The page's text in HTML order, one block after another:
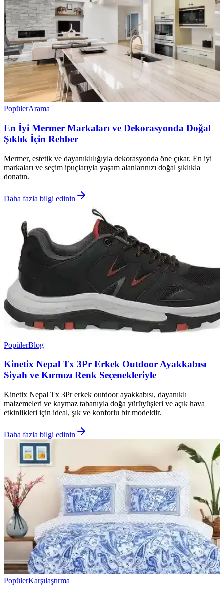
PopülerArama
En İyi Mermer Markaları ve Dekorasyonda Doğal
Şıklık İçin Rehber
Mermer, estetik ve dayanıklılığıyla dekorasyonda öne çıkar. En iyi
markaları ve seçim ipuçlarıyla yaşam alanlarınızı doğal şıklıkla
donatın.
Daha fazla bilgi edinin
PopülerBlog
Kinetix Nepal Tx 3Pr Erkek Outdoor Ayakkabısı
Siyah ve Kırmızı Renk Seçenekleriyle
Kinetix Nepal Tx 3Pr erkek outdoor ayakkabısı, dayanıklı
malzemeleri ve kaymaz tabanıyla doğa yürüyüşleri ve açık hava
etkinlikleri için ideal, şık ve konforlu bir modeldir.
Daha fazla bilgi edinin
PopülerKarşılaştırma